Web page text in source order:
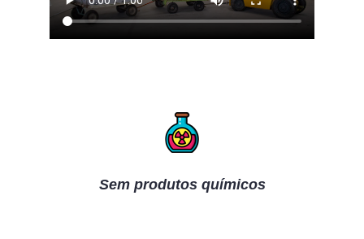
Sem produtos químicos